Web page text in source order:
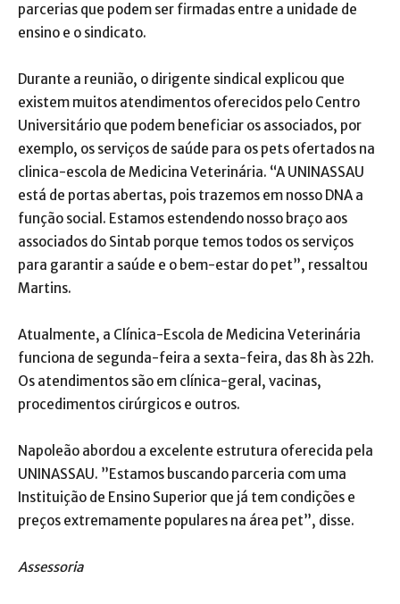
parcerias que podem ser firmadas entre a unidade de
ensino e o sindicato.
Durante a reunião, o dirigente sindical explicou que
existem muitos atendimentos oferecidos pelo Centro
Universitário que podem beneficiar os associados, por
exemplo, os serviços de saúde para os pets ofertados na
clinica-escola de Medicina Veterinária. “A UNINASSAU
está de portas abertas, pois trazemos em nosso DNA a
função social. Estamos estendendo nosso braço aos
associados do Sintab porque temos todos os serviços
para garantir a saúde e o bem-estar do pet”, ressaltou
Martins.
Atualmente, a Clínica-Escola de Medicina Veterinária
funciona de segunda-feira a sexta-feira, das 8h às 22h.
Os atendimentos são em clínica-geral, vacinas,
procedimentos cirúrgicos e outros.
Napoleão abordou a excelente estrutura oferecida pela
UNINASSAU. ”Estamos buscando parceria com uma
Instituição de Ensino Superior que já tem condições e
preços extremamente populares na área pet”, disse.
Assessoria